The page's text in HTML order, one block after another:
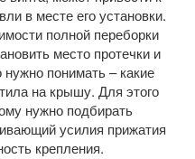
в месте его установки.
полной переборки
место протечки и
понимать – какие
на крышу. Для этого
нужно подбирать
усилия прижатия
крепления.